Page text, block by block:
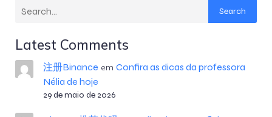
Search
Latest Comments
注册Binance em Confira as dicas da professora
Nélia de hoje
29 de maio de 2026